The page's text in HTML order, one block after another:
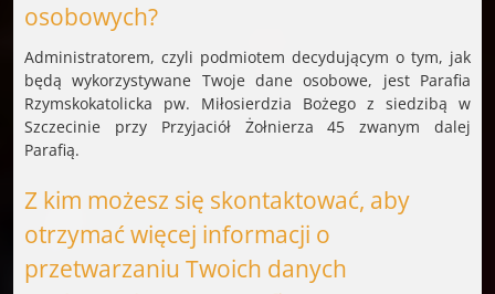
osobowych?
Administratorem, czyli podmiotem decydującym o tym, jak
będą wykorzystywane Twoje dane osobowe, jest Parafia
Rzymskokatolicka pw. Miłosierdzia Bożego z siedzibą w
Szczecinie przy Przyjaciół Żołnierza 45 zwanym dalej
Parafią.
Z kim możesz się skontaktować, aby
otrzymać więcej informacji o
przetwarzaniu Twoich danych